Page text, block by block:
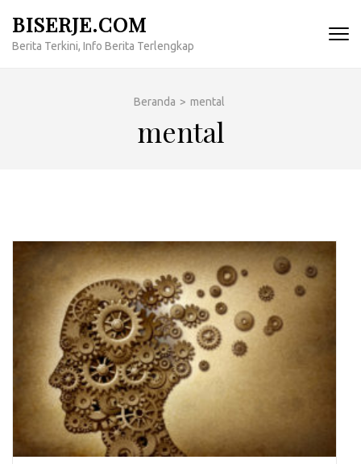
konten
BISERJE.COM
Berita Terkini, Info Berita Terlengkap
Beranda > mental
mental